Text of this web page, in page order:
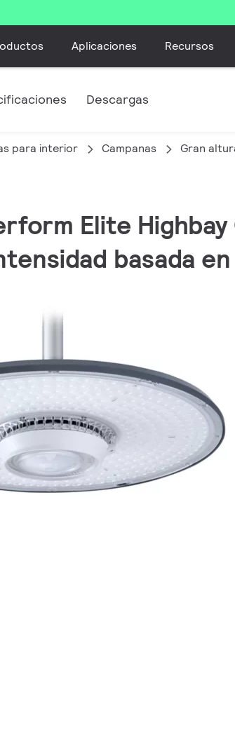
Aplicaciones Recursos
Descargas
para interior Campanas Gran
Elite
basada